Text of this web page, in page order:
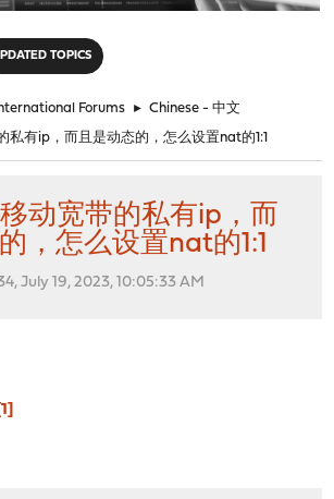
TOPICS
Forums ► Chinese - 中文
私有ip，而且是动态的，怎么设置nat的1:1
动宽带的私有ip，而
，怎么设置nat的1:1
July 19, 2023, 10:05:33 AM
1